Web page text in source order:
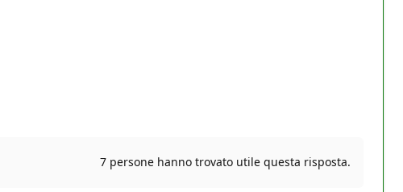
7 persone hanno trovato utile questa risposta.